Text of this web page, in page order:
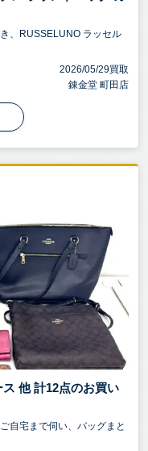
、RUSSELUNO ラッセル
2026/05/29買取
錬金堂 町田店
他 計12点のお買い
自宅まで伺い、バッグまと